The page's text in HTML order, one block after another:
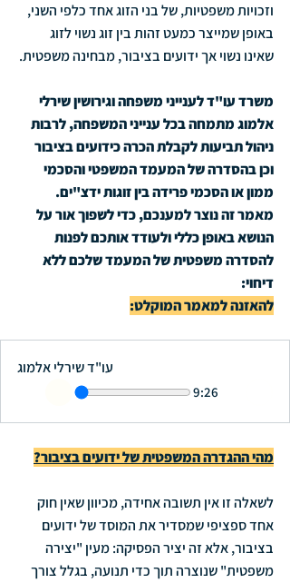
וזכויות משפטיות, של בני הזוג אחד כלפי השני,
באופן שמייצר כמעט זהות בין זוג נשוי לזוג
שאינו נשוי אך ידועים בציבור, מבחינה משפטית.
משרד עו"ד לענייני משפחה וגירושין שירלי
אלמוג מתמחה בכל ענייני המשפחה, לרבות
ניהול תביעות לקבלת הכרה כידועים בציבור
וכן בהסדרה של המעמד המשפטי והסכמי
ממון או הסכמי פרידה בין זוגות ידצ"ים.
מאמר זה נוצר למענכם, כדי לשפוך אור על
הנושא באופן כללי ולעודד אותכם לפנות
להסדרה משפטית של המעמד שלכם ללא
דיחוי:
להאזנה למאמר המוקלט:
עו"ד שירלי אלמוג
9:26
מהי ההגדרה המשפטית של ידועים בציבור?
לשאלה זו אין תשובה אחידה, מכיוון שאין חוק
אחד ספציפי שמסדיר את המוסד של ידועים
בציבור, אלא זה יציר הפסיקה: מעין "יצירה
משפטית" שנוצרה תוך כדי תנועה, בגלל צורך